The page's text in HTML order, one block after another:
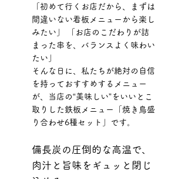
「初めて行くお店だから、まずは
間違いない看板メニューから楽し
みたい」 「お店のこだわりが詰
まった串を、バランスよく味わい
たい」
そんな日に、私たちが絶対の自信
を持っておすすめするメニュー
が、当店の“美味しい”をいいとこ
取りした鉄板メニュー「焼き鳥盛
り合わせ6種セット」です。
備長炭の圧倒的な高温で、
肉汁と旨味をギュッと閉じ